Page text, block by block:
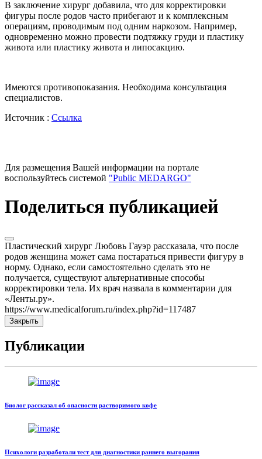
В заключение хирург добавила, что для корректировки
фигуры после родов часто прибегают и к комплексным
операциям, проводимым под одним наркозом. Например,
одновременно можно провести подтяжку груди и пластику
живота или пластику живота и липосакцию.
Имеются противопоказания. Необходима консультация
специалистов.
Источник : Ссылка
Для размещения Вашей информации на портале
воспользуйтесь системой "Public MEDARGO"
Поделиться публикацией
Пластический хирург Любовь Гауэр рассказала, что после
родов женщина может сама постараться привести фигуру в
норму. Однако, если самостоятельно сделать это не
получается, существуют альтернативные способы
корректировки тела. Их врач назвала в комментарии для
«Ленты.ру».
https://www.medicalforum.ru/index.php?id=117487
Закрыть
Публикации
Биолог рассказал об опасности растворимого кофе
Психологи разработали тест для диагностики раннего выгорания